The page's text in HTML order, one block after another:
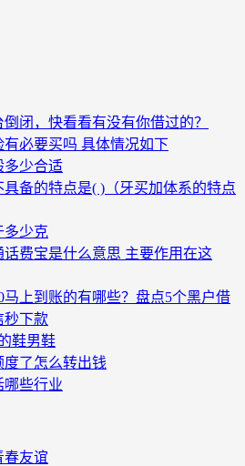
闭，快看看有没有你借过的？
有必要买吗 具体情况如下
多少合适
具备的特点是( )（牙买加体系的特点
多少克
话费宝是什么意思 主要作用在这
马上到账的有哪些？盘点5个黑户借
秒下款
鞋男鞋
了怎么转出钱
哪些行业
春友谊